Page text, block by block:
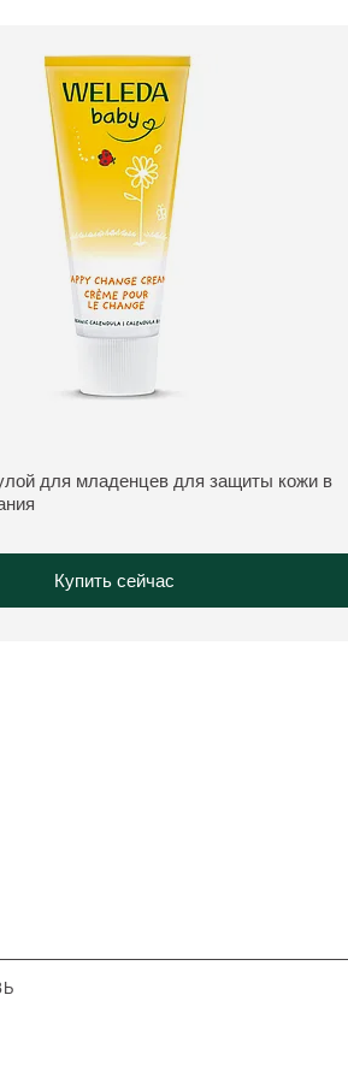
для младенцев для защиты кожи в
of 5 stars rated by 11 customers
Купить сейчас